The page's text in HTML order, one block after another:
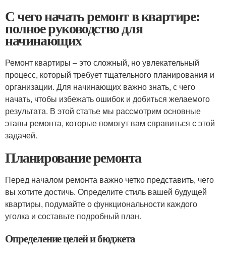
С чего начать ремонт в квартире:
полное руководство для
начинающих
Ремонт квартиры – это сложный, но увлекательный
процесс, который требует тщательного планирования и
организации. Для начинающих важно знать, с чего
начать, чтобы избежать ошибок и добиться желаемого
результата. В этой статье мы рассмотрим основные
этапы ремонта, которые помогут вам справиться с этой
задачей.
Планирование ремонта
Перед началом ремонта важно четко представить, чего
вы хотите достичь. Определите стиль вашей будущей
квартиры, подумайте о функциональности каждого
уголка и составьте подробный план.
Определение целей и бюджета